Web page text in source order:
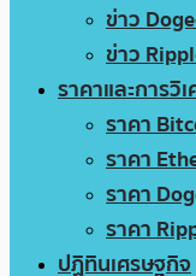
ข่าว
ข่าว
ราคาและการวิเ
ราคา
ราคา
ราคา
ราคา
ปฏิทินเศรษฐกิจ